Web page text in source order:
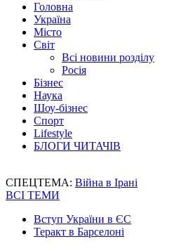
Головна
Україна
Місто
Світ
Всі новини розділу
Росія
Бізнес
Наука
Шоу-бізнес
Спорт
Lifestyle
БЛОГИ ЧИТАЧІВ
СПЕЦТЕМА: Війна в Ірані
ВСІ ТЕМИ
Вступ України в ЄС
Теракт в Барселоні